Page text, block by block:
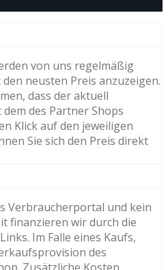
von uns regelmäßig
neusten Preis anzuzeigen.
dass der aktuell
des Partner Shops
Klick auf den jeweiligen
Sie sich den Preis direkt
Verbraucherportal und kein
finanzieren wir durch die
Im Falle eines Kaufs,
des